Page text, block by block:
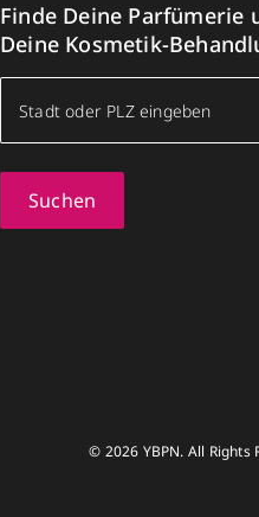
Finde Deine Parfümerie
Deine Kosmetik-
Suchen
© 2026 YBPN. All Rights